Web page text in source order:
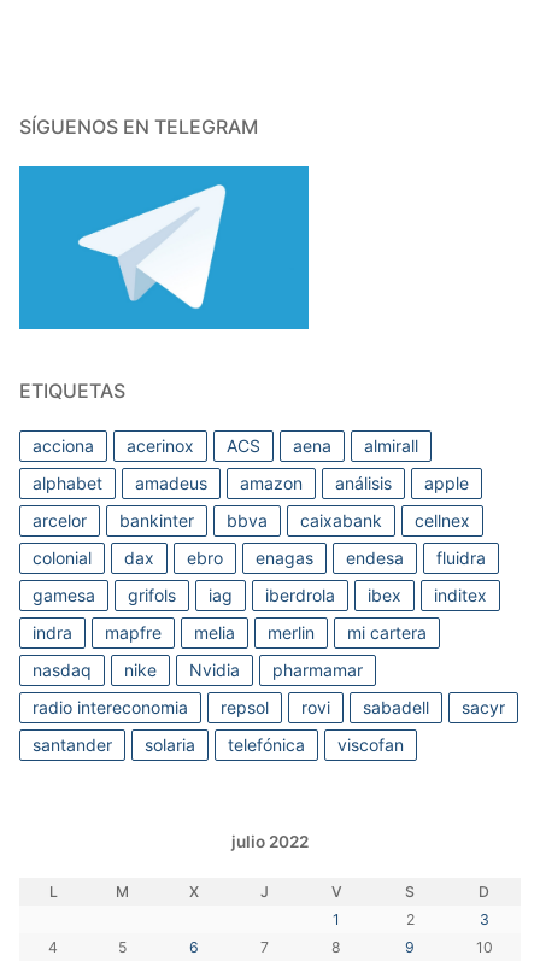
SÍGUENOS EN TELEGRAM
ETIQUETAS
acciona acerinox ACS aena
almirall
alphabet
amadeus amazon análisis
apple
arcelor
bankinter bbva caixabank
cellnex
colonial
dax ebro enagas endesa
fluidra
gamesa
grifols iag iberdrola ibex
inditex
indra
mapfre melia merlin
mi cartera
nasdaq
nike Nvidia
pharmamar
radio intereconomia
repsol rovi sabadell
sacyr
santander
solaria telefónica viscofan
julio 2022
L M X J V S
D
1
2
3
4
5 6 7 8 9 10